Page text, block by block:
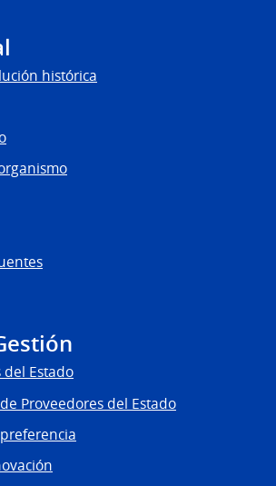
histórica
del Estado
Proveedores del Estado